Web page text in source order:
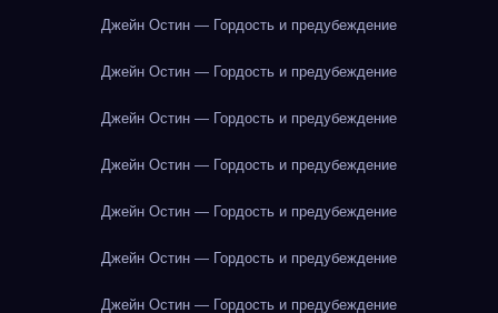
Джейн Остин — Гордость и предубеждение
Джейн Остин — Гордость и предубеждение
Джейн Остин — Гордость и предубеждение
Джейн Остин — Гордость и предубеждение
Джейн Остин — Гордость и предубеждение
Джейн Остин — Гордость и предубеждение
Джейн Остин — Гордость и предубеждение